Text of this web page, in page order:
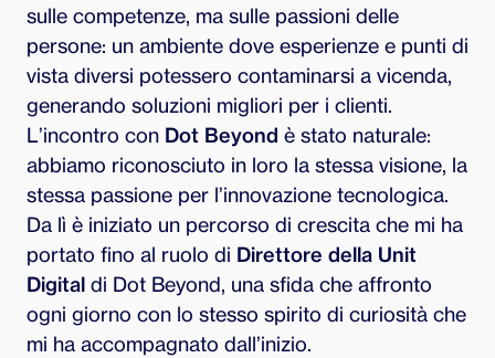
sulle competenze, ma sulle passioni delle
persone: un ambiente dove esperienze e punti di
vista diversi potessero contaminarsi a vicenda,
generando soluzioni migliori per i clienti.
L’incontro con Dot Beyond è stato naturale:
abbiamo riconosciuto in loro la stessa visione, la
stessa passione per l’innovazione tecnologica.
Da lì è iniziato un percorso di crescita che mi ha
portato fino al ruolo di Direttore della Unit
Digital di Dot Beyond, una sfida che affronto
ogni giorno con lo stesso spirito di curiosità che
mi ha accompagnato dall’inizio.